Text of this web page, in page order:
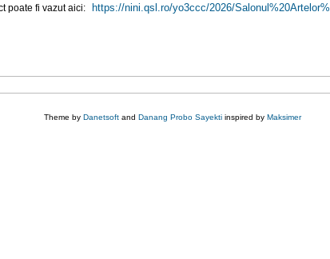
poate fi vazut aici: https://nini.qsl.ro/yo3ccc/2026/Salonul%20Artelor%
Theme by Danetsoft and Danang Probo Sayekti inspired by Maksimer